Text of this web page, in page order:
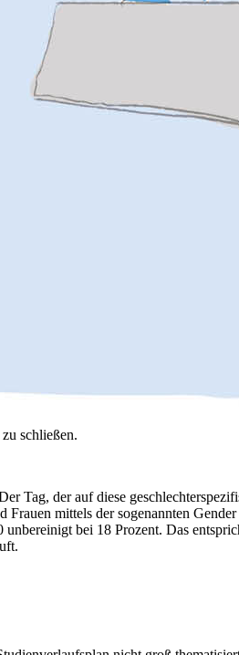
schließen.
Tag, der auf diese
mittels der sogenannten
bei 18 Prozent. Das